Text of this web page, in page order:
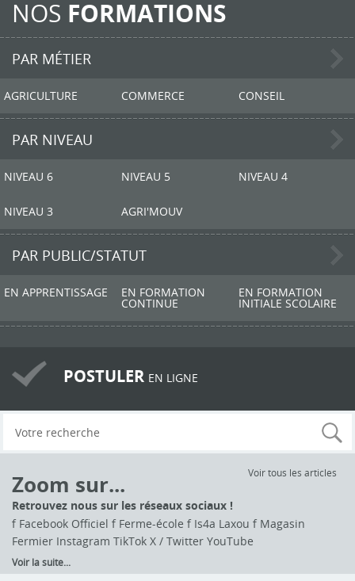
NOS FORMATIONS
PAR MÉTIER
AGRICULTURE COMMERCE CONSEIL
PAR NIVEAU
NIVEAU 6 NIVEAU 5 NIVEAU 4
NIVEAU 3 AGRI'MOUV
PAR PUBLIC/STATUT
EN APPRENTISSAGE EN FORMATION
CONTINUE
EN FORMATION
INITIALE SCOLAIRE
POSTULER EN LIGNE
Zoom sur...
Voir tous les articles
Retrouvez nous sur les réseaux sociaux !
f Facebook Officiel f Ferme-école f Is4a Laxou f Magasin
Fermier Instagram TikTok X / Twitter YouTube
Voir la suite...